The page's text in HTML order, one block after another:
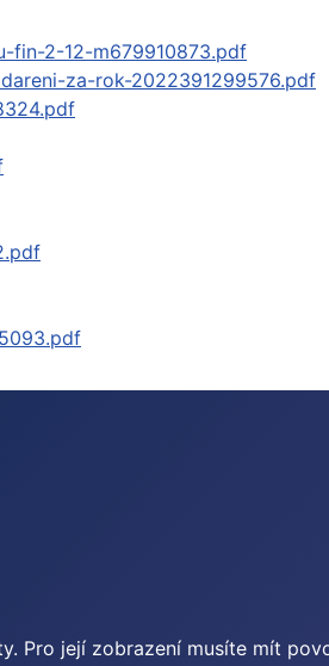
fin-2-12-m679910873.pdf
za-rok-2022391299576.pdf
Pro její zobrazení musíte mít